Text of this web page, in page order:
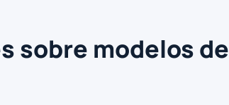
sobre modelos de